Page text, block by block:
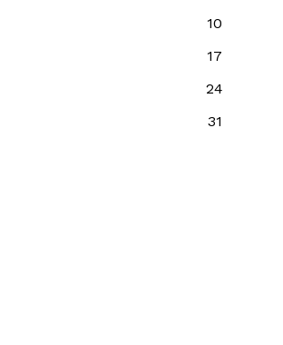
10
17
24
31